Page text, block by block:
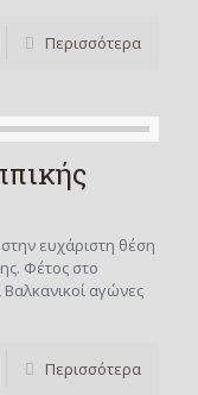
Περισσότερα
ευχάριστη θέση
Φέτος στο
αγώνες
Περισσότερα